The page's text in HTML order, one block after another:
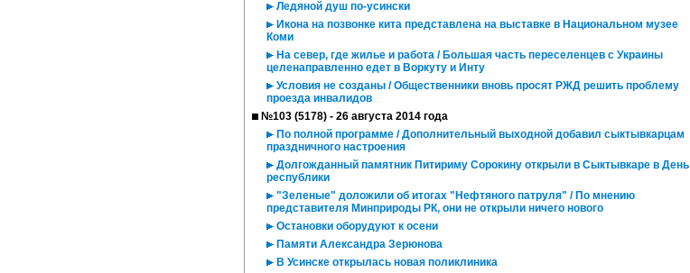
Ледяной душ по-усински
Икона на позвонке кита представлена на выставке в Национальном музее
Коми
На север, где жилье и работа / Большая часть переселенцев с Украины
целенаправленно едет в Воркуту и Инту
Условия не созданы / Общественники вновь просят РЖД решить проблему
проезда инвалидов
№103 (5178) - 26 августа 2014 года
По полной программе / Дополнительный выходной добавил сыктывкарцам
праздничного настроения
Долгожданный памятник Питириму Сорокину открыли в Сыктывкаре в День
республики
"Зеленые" доложили об итогах "Нефтяного патруля" / По мнению
представителя Минприроды РК, они не открыли ничего нового
Остановки оборудуют к осени
Памяти Александра Зерюнова
В Усинске открылась новая поликлиника